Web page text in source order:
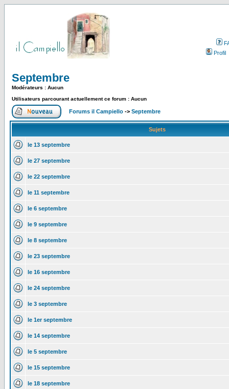
Profil
Septembre
Modérateurs : Aucun
Utilisateurs parcourant actuellement ce forum : Aucun
Forums il Campiello -> Septembre
Sujets
le 13 septembre
le 27 septembre
le 22 septembre
le 11 septembre
le 6 septembre
le 9 septembre
le 8 septembre
le 23 septembre
le 16 septembre
le 24 septembre
le 3 septembre
le 1er septembre
le 14 septembre
le 5 septembre
le 15 septembre
le 18 septembre